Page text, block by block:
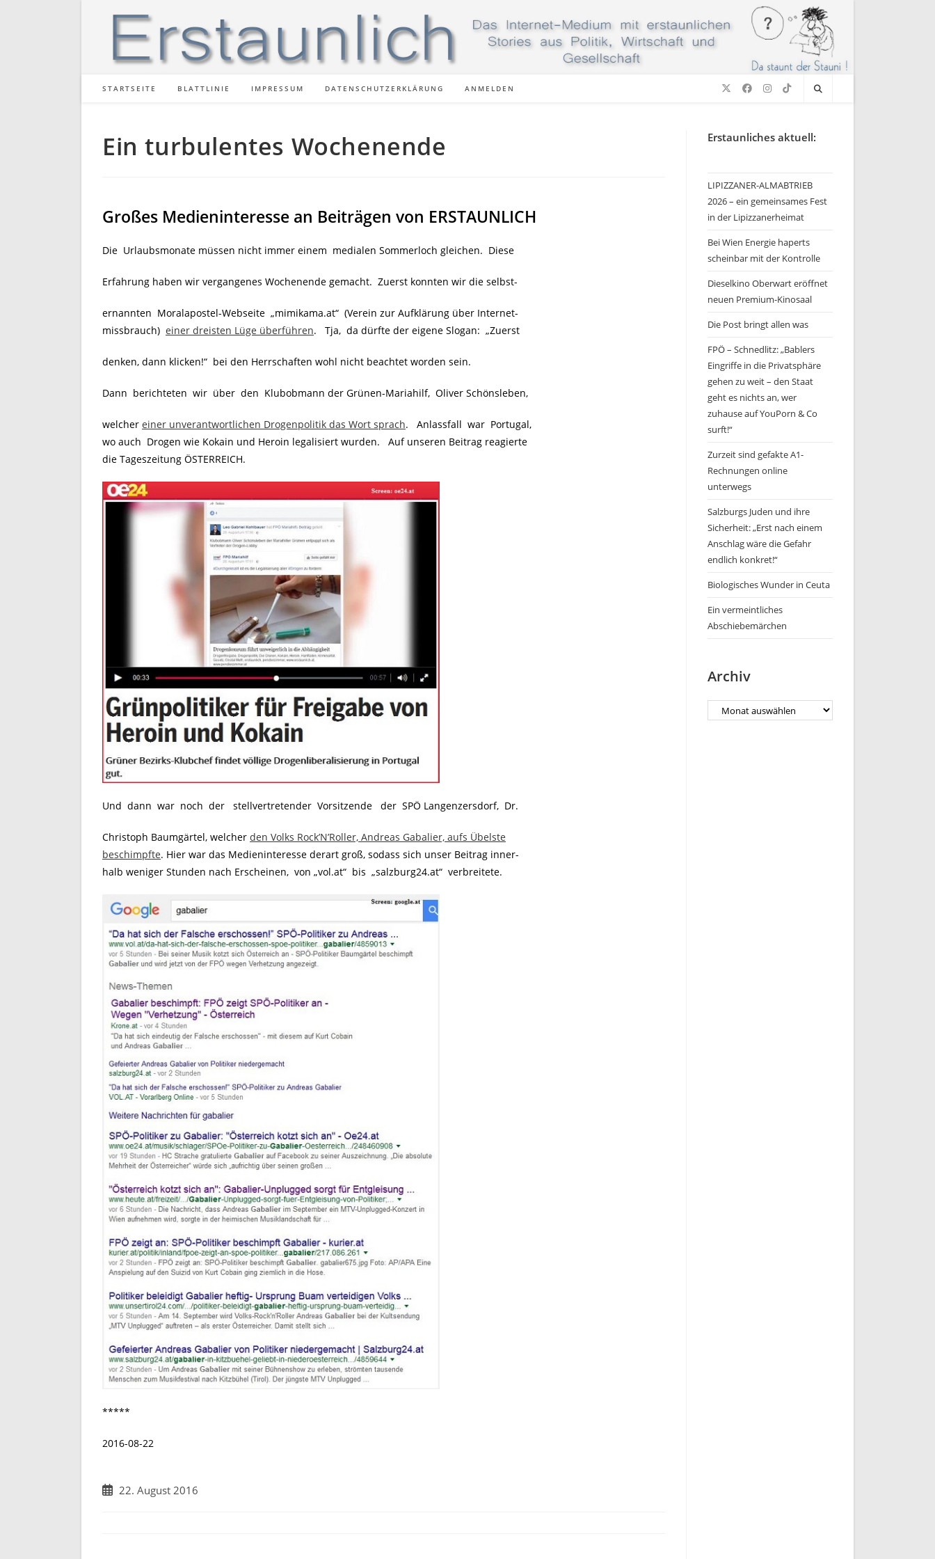
STARTSEITE BLATTLINIE IMPRESSUM DATENSCHUTZERKLÄRUNG ANMELDEN
Ein turbulentes Wochenende
Großes Medieninteresse an Beiträgen von ERSTAUNLICH
Die Urlaubsmonate müssen nicht immer einem medialen Sommerloch gleichen. Diese
Erfahrung haben wir vergangenes Wochenende gemacht. Zuerst konnten wir die selbst-
ernannten Moralapostel-Webseite „mimikama.at“ (Verein zur Aufklärung über Internet-
missbrauch) einer dreisten Lüge überführen. Tja, da dürfte der eigene Slogan: „Zuerst
denken, dann klicken!“ bei den Herrschaften wohl nicht beachtet worden sein.
Dann berichteten wir über den Klubobmann der Grünen-Mariahilf, Oliver Schönsleben,
welcher einer unverantwortlichen Drogenpolitik das Wort sprach. Anlassfall war Portugal,
wo auch Drogen wie Kokain und Heroin legalisiert wurden. Auf unseren Beitrag reagierte
die Tageszeitung ÖSTERREICH.
Und dann war noch der stellvertretender Vorsitzende der SPÖ Langenzersdorf, Dr.
Christoph Baumgärtel, welcher den Volks Rock’N’Roller, Andreas Gabalier, aufs Übelste
beschimpfte. Hier war das Medieninteresse derart groß, sodass sich unser Beitrag inner-
halb weniger Stunden nach Erscheinen, von „vol.at“ bis „salzburg24.at“ verbreitete.
*****
2016-08-22
Beitrag22. August 2016
Erstaunliches aktuell:
LIPIZZANER-ALMABTRIEB
2026 – ein gemeinsames Fest
in der Lipizzanerheimat
Bei Wien Energie haperts
scheinbar mit der Kontrolle
Dieselkino Oberwart eröffnet
neuen Premium-Kinosaal
Die Post bringt allen was
FPÖ – Schnedlitz: „Bablers
Eingriffe in die Privatsphäre
gehen zu weit – den Staat
geht es nichts an, wer
zuhause auf YouPorn & Co
surft!“
Zurzeit sind gefakte A1-
Rechnungen online
unterwegs
Salzburgs Juden und ihre
Sicherheit: „Erst nach einem
Anschlag wäre die Gefahr
endlich konkret!“
Biologisches Wunder in Ceuta
Ein vermeintliches
Abschiebemärchen
Archiv
Archiv